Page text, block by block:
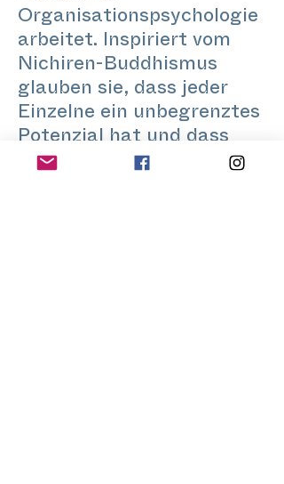
Organisationspsychologie
arbeitet. Inspiriert vom
Nichiren-Buddhismus
glauben sie, dass jeder
Einzelne ein unbegrenztes
Potenzial hat und dass
Kunst ein sehr kraftvoller